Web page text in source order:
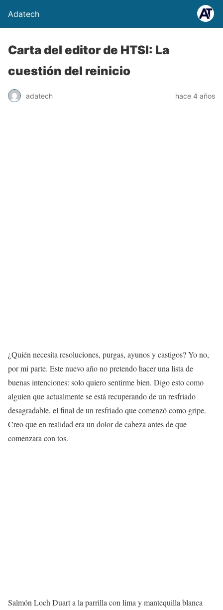
Adatech
Carta del editor de HTSI: La
cuestión del reinicio
adatech hace 4 años
¿Quién necesita resoluciones, purgas, ayunos y castigos? Yo no,
por mi parte. Este nuevo año no pretendo hacer una lista de
buenas intenciones: solo quiero sentirme bien. Digo esto como
alguien que actualmente se está recuperando de un resfriado
desagradable, el final de un resfriado que comenzó como gripe.
Creo que en realidad era un dolor de cabeza antes de que
comenzara con tos.
Salmón Loch Duart a la parrilla con lima y mantequilla blanca